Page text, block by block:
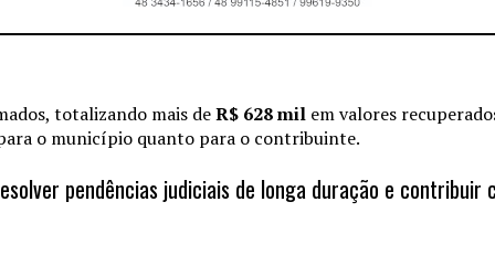
totalizando mais deR$ 628 mil em valores
o município quanto para o contribuinte.
pendências judiciais de longa duração e